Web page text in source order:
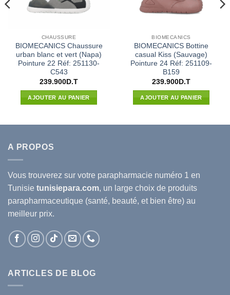
CHAUSSURE
BIOMECANICS Chaussure
urban blanc et vert (Napa)
Pointure 22 Réf: 251130-
C543
239.900D.T
AJOUTER AU PANIER
BIOMECANICS
BIOMECANICS Bottine
casual Kiss (Sauvage)
Pointure 24 Réf: 251109-
B159
239.900D.T
AJOUTER AU PANIER
A PROPOS
Vous trouverez sur votre parapharmacie numéro 1 en
Tunisie tunisiepara.com, un large choix de produits
parapharmaceutique (santé, beauté, et bien être) au
meilleur prix.
ARTICLES DE BLOG